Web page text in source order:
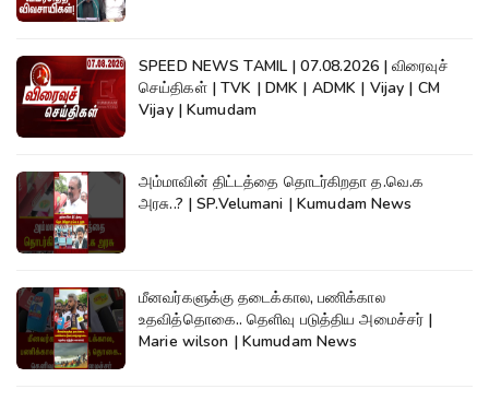
SPEED NEWS TAMIL | 07.08.2026 | விரைவுச்
செய்திகள் | TVK | DMK | ADMK | Vijay | CM
Vijay | Kumudam
அம்மாவின் திட்டத்தை தொடர்கிறதா த.வெ.க
அரசு..? | SP.Velumani | Kumudam News
மீனவர்களுக்கு தடைக்கால, பணிக்கால
உதவித்தொகை.. தெளிவு படுத்திய அமைச்சர் |
Marie wilson | Kumudam News